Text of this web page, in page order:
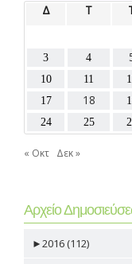
Δ
Τ
3 4
10
11
17 18
24
25
« Οκτ Δεκ »
Αρχείο
►2016 (112)